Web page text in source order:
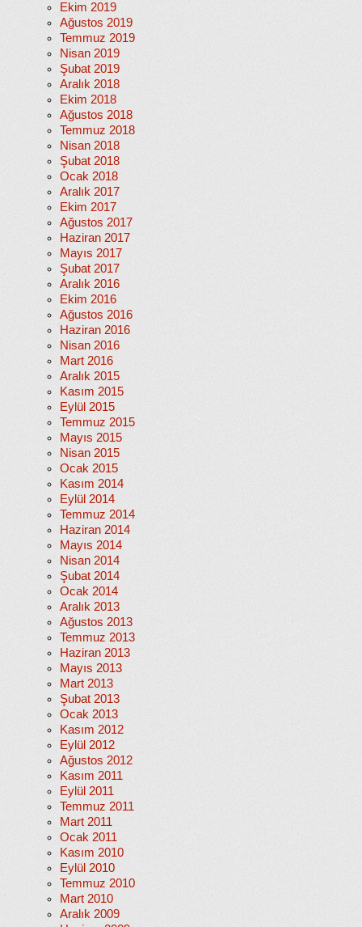
Ekim 2019
Ağustos 2019
Temmuz 2019
Nisan 2019
Şubat 2019
Aralık 2018
Ekim 2018
Ağustos 2018
Temmuz 2018
Nisan 2018
Şubat 2018
Ocak 2018
Aralık 2017
Ekim 2017
Ağustos 2017
Haziran 2017
Mayıs 2017
Şubat 2017
Aralık 2016
Ekim 2016
Ağustos 2016
Haziran 2016
Nisan 2016
Mart 2016
Aralık 2015
Kasım 2015
Eylül 2015
Temmuz 2015
Mayıs 2015
Nisan 2015
Ocak 2015
Kasım 2014
Eylül 2014
Temmuz 2014
Haziran 2014
Mayıs 2014
Nisan 2014
Şubat 2014
Ocak 2014
Aralık 2013
Ağustos 2013
Temmuz 2013
Haziran 2013
Mayıs 2013
Mart 2013
Şubat 2013
Ocak 2013
Kasım 2012
Eylül 2012
Ağustos 2012
Kasım 2011
Eylül 2011
Temmuz 2011
Mart 2011
Ocak 2011
Kasım 2010
Eylül 2010
Temmuz 2010
Mart 2010
Aralık 2009